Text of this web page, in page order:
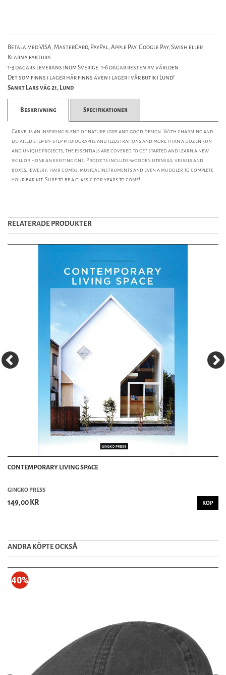
Betala med VISA, MasterCard, PayPal, Apple Pay, Google Pay, Swish eller
Klarna faktura.
1-3 dagars leverans inom Sverige. 1-6 dagar resten av världen.
Det som finns i lager här finns även i lager i vår butik i Lund!
Sankt Lars väg 21, Lund
Beskrivning Specifikationer
Carve! is an inspiring blend of nature lore and good design. With charming and
detailed step-by-step photographs and illustrations and more than a dozen fun
and unique projects, the essentials are covered to get started and learn a new
skill or hone an existing one. Projects include wooden utensils, vessels and
boxes, jewelry, hair combs, musical instruments and even a muddler to complete
your bar kit. Sure to be a classic for years to come!
RELATERADE PRODUKTER
CONTEMPORARY LIVING SPACE
GINGKO PRESS
149,00 KR KÖP
ANDRA KÖPTE OCKSȦ
40%